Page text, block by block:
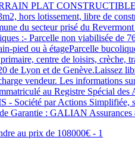
PLAT CONSTRUCTIBLE
hors lotissement, libre de
du secteur prisé du
:- Parcelle non viabilisée
pied ou à étageParcelle
centre de loisirs, crèche,
de Lyon et de
vendeur. Les informations
au Registre Spécial
Société par Actions Simplifiée,
Garantie : GALIAN Assurances